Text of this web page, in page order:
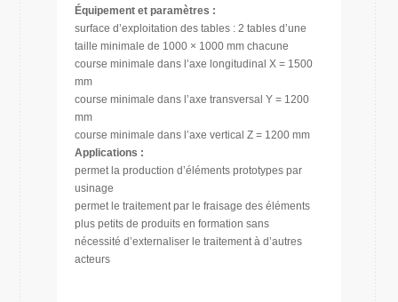
Équipement et paramètres :
surface d’exploitation des tables : 2 tables d’une
taille minimale de 1000 × 1000 mm chacune
course minimale dans l’axe longitudinal X = 1500
mm
course minimale dans l’axe transversal Y = 1200
mm
course minimale dans l’axe vertical Z = 1200 mm
Applications :
permet la production d’éléments prototypes par
usinage
permet le traitement par le fraisage des éléments
plus petits de produits en formation sans
nécessité d’externaliser le traitement à d’autres
acteurs